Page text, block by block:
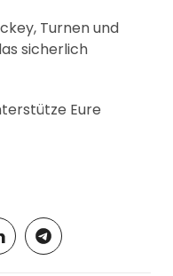
Turnen und
sicherlich
Eure